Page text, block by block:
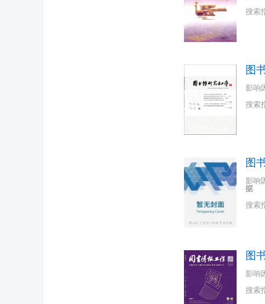
搜索
图
影响
搜索
图
影响
据
搜索
图
影响
搜索